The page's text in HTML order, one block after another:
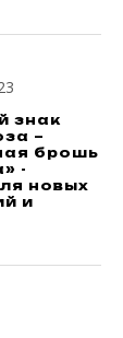
знак
–
брошь
-
новых
и